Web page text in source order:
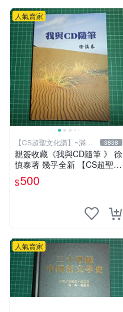
人氣賣家
【CS超聖文化讚】~滿千
元送運
3838
親簽收藏《我與CD隨筆 》 徐
慎泰著 幾乎全新 【CS超聖文
化2讚】
$500
人氣賣家